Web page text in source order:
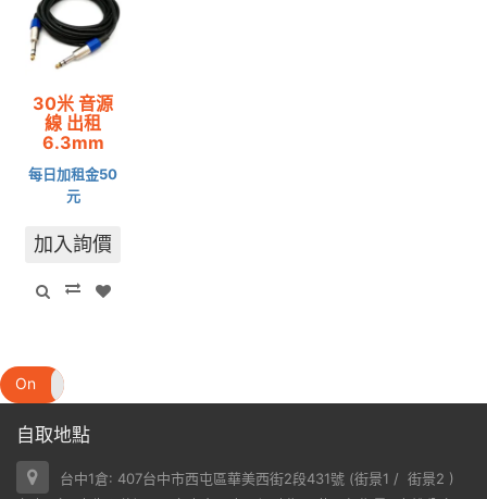
30米 音源
線 出租
6.3mm
每日加租金50
元
加入詢價
On
自取地點
台中1倉: 407台中市西屯區華美西街2段431號 (街景1 / 街景2 )